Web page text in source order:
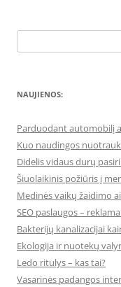
for:
NAUJIENOS:
Parduodant automobilį
Kuo naudingos
Didelis vidaus durų
Šiuolaikinis požiūris į
Medinės vaikų žaidimo
SEO paslaugos –
Bakterijų kanalizacijai
Ekologija ir nuotekų
Ledo ritulys – kas tai?
Vasarinės padangos